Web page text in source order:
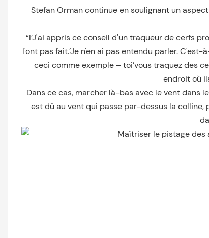
Stefan Orman continue en soulignant un
“I’J'ai appris ce conseil d'un traqueur de cerfs
l'ont pas fait.’Je n'en ai pas entendu parler.
ceci comme exemple – toi’vous traquez des
endroit où
Dans ce cas, marcher là-bas avec le vent dans
est dû au vent qui passe par-dessus la